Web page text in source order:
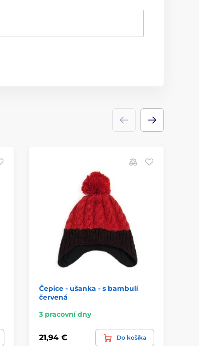
Čepice - ušanka - s bambulí
červená
3 pracovní dny
21,94 € Do košíka